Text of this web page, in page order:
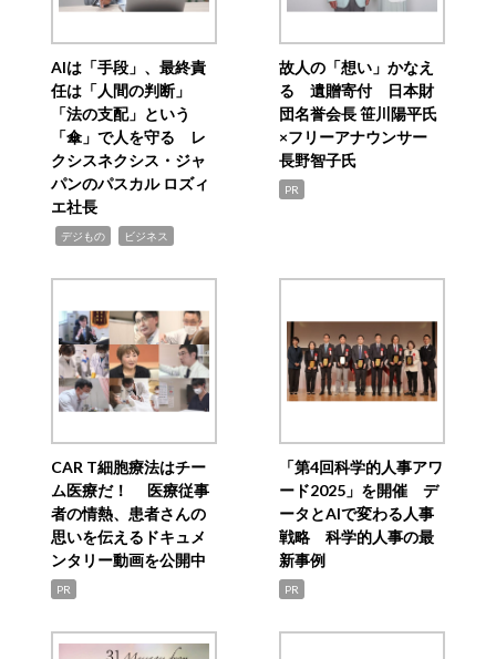
AIは「手段」、最終責
任は「人間の判断」
「法の支配」という
「傘」で人を守る レ
クシスネクシス・ジャ
パンのパスカル ロズィ
エ社長
デジもの ビジネス
故人の「想い」かなえ
る 遺贈寄付 日本財
団名誉会長 笹川陽平氏
×フリーアナウンサー
長野智子氏
PR
CAR T細胞療法はチー
ム医療だ！ 医療従事
者の情熱、患者さんの
思いを伝えるドキュメ
ンタリー動画を公開中
PR
「第4回科学的人事アワ
ード2025」を開催 デ
ータとAIで変わる人事
戦略 科学的人事の最
新事例
PR